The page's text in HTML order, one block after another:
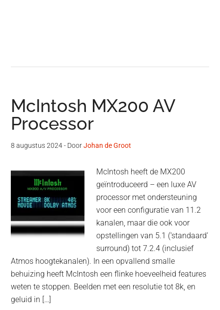
McIntosh MX200 AV
Processor
8 augustus 2024- DoorJohan de Groot
McIntosh heeft de MX200
geïntroduceerd – een luxe AV
processor met ondersteuning
voor een configuratie van 11.2
kanalen, maar die ook voor
opstellingen van 5.1 (‘standaard’
surround) tot 7.2.4 (inclusief
Atmos hoogtekanalen). In een opvallend smalle
behuizing heeft McIntosh een flinke hoeveelheid features
weten te stoppen. Beelden met een resolutie tot 8k, en
geluid in […]